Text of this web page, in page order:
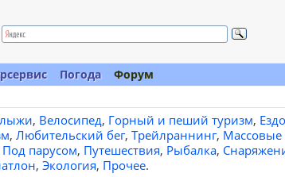
Погода
Форум
, Велосипед, Горный и пеший туризм,
, Любительский бег, Трейлраннинг, Массовые
Под парусом, Путешествия, Рыбалка,
, Экология, Прочее.